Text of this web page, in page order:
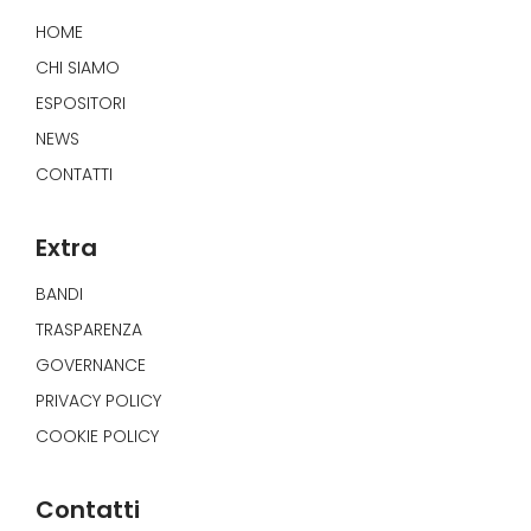
HOME
CHI SIAMO
ESPOSITORI
NEWS
CONTATTI
Extra
BANDI
TRASPARENZA
GOVERNANCE
PRIVACY POLICY
COOKIE POLICY
Contatti